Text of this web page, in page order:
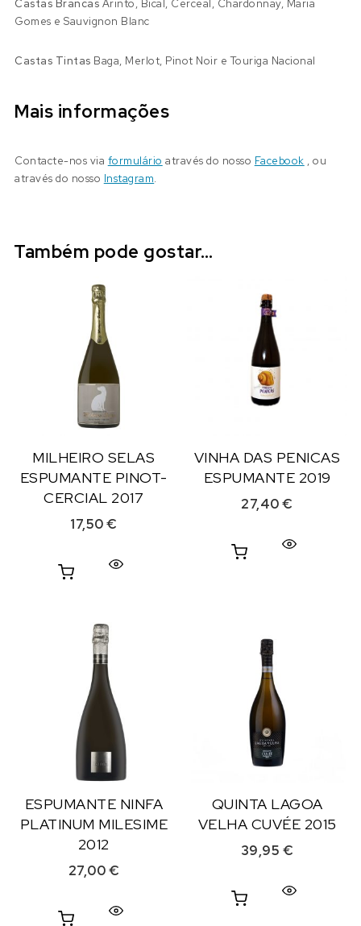
Castas Brancas Arinto, Bical, Cerceal, Chardonnay, Maria
Gomes e Sauvignon Blanc
Castas Tintas Baga, Merlot, Pinot Noir e Touriga Nacional
Mais informações
Contacte-nos via formulário através do nosso Facebook , ou
através do nosso Instagram.
Também pode gostar…
MILHEIRO SELAS
ESPUMANTE PINOT-
CERCIAL 2017
17,50€
VINHA DAS PENICAS
ESPUMANTE 2019
27,40€
ESPUMANTE NINFA
PLATINUM MILESIME
2012
27,00€
QUINTA LAGOA
VELHA CUVÉE 2015
39,95 €